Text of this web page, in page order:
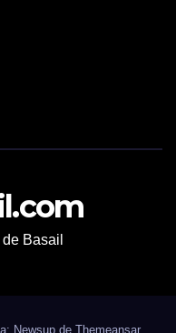
Basail
Newsup de Themeansar